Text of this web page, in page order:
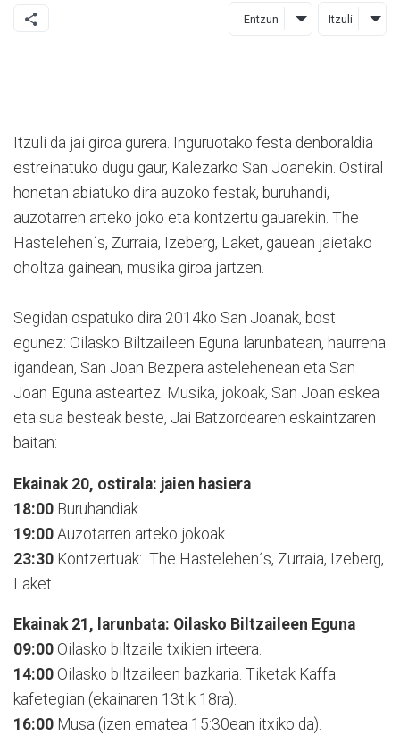
Entzun Itzuli
Itzuli da jai giroa gurera. Inguruotako festa denboraldia
estreinatuko dugu gaur, Kalezarko San Joanekin. Ostiral
honetan abiatuko dira auzoko festak, buruhandi,
auzotarren arteko joko eta kontzertu gauarekin. The
Hastelehen´s, Zurraia, Izeberg, Laket, gauean jaietako
oholtza gainean, musika giroa jartzen.
Segidan ospatuko dira 2014ko San Joanak, bost
egunez: Oilasko Biltzaileen Eguna larunbatean, haurrena
igandean, San Joan Bezpera astelehenean eta San
Joan Eguna asteartez. Musika, jokoak, San Joan eskea
eta sua besteak beste, Jai Batzordearen eskaintzaren
baitan:
Ekainak 20, ostirala: jaien hasiera
18:00 Buruhandiak.
19:00 Auzotarren arteko jokoak.
23:30 Kontzertuak: The Hastelehen´s, Zurraia, Izeberg,
Laket.
Ekainak 21, larunbata: Oilasko Biltzaileen Eguna
09:00 Oilasko biltzaile txikien irteera.
14:00 Oilasko biltzaileen bazkaria. Tiketak Kaffa
kafetegian (ekainaren 13tik 18ra).
16:00 Musa (izen ematea 15:30ean itxiko da).